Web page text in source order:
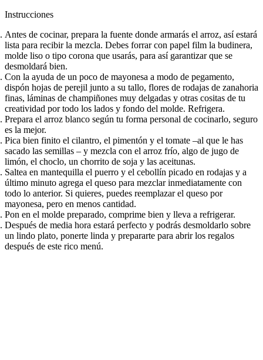
Instrucciones
Antes de cocinar, prepara la fuente donde armarás el arroz, así estará
lista para recibir la mezcla. Debes forrar con papel film la budinera,
molde liso o tipo corona que usarás, para así garantizar que se
desmoldará bien.​​​​‌ ‍ ​‍​‍‌‍ ‌ ​‍‌‍‍‌‌‍‌ ‌‍‍‌‌‍ ‍​‍​‍​ ‍‍​‍​‍‌ ​ ‌‍​‌‌‍ ‍‌‍‍‌‌ ‌​‌ ‍‌​‍ ‍‌‍‍‌‌‍ ​‍​‍​‍ ​​‍​‍‌‍‍​‌ ​‍‌‍‌‌‌‍‌‍​‍​‍​ ‍‍​‍​‍‌‍‍​‌ ‌​‌ ‌​‌ ​​‌ ​ ​ ‍‍​‍ ​‍ ‌ ‌​‌ ‌‌‌‍​ ‌‍​‌‌ ​​‌‍‌‌‌‍ ​​‍ ‍‌ ​ ‌‍​‌‌‍ ‍‌‍‍‌‌ ‌​‌ ‍‌​‍ ‍‌ ​ ‌ ‌​‌ ‌‌‌‍‌​‌‍‍‌‌‍ ​‍ ‌‍‍‌‌‍ ‍‌ ‌​‌‍‌‌‌‍ ‍‌ ‌​​‍ ‌‍‌‌‌‍‌​‌‍‍‌‌ ‌​​‍ ‌‍ ‌‌‍ ‌‍‌​‌‍‌‌​ ‌‌ ​​‌ ​‍‌‍‌‌‌ ​ ‌‍‌‌‌‍ ‍‌ ‌​‌‍​‌‌ ‌​‌‍‍‌‌‍ ‌‍ ‍​ ‍ ‌‍‍‌‌‍‌​​ ‌‌ ​‍‌‍‌‌‌‍​ ‌‍‍‌‌ ​​‌‍‌‌​‍ ‌​ ‌ ​ ‍​​ ​ ​ ‍​​ ‍ ‌ ‌​‌ ‍‌‌ ​​‌‍‌‌​ ‌‌ ​‍‌‍‌‌‌‍​ ‌‍‍‌‌ ​​‌‍‌‌​ ‍ ‌ ​​‌‍​‌‌ ‌​‌‍‍​​ ‌‌‍‍‌‌‍ ‍‌ ​ ‌ ‌​‌ ​‍‌ ‌‌‌‍​ ‌ ‌​‌‍‍‌‌‍ ‌‍ ‍‌ ​ ​‍‌‌​ ‌‌‌​​‍‌‌ ‌‍‍ ‌‍‌‌‌ ‍‌​‍‌‌​ ​ ‌​‌​​‍‌‌​ ​ ‌​‌​​‍‌‌​ ​‍​ ​‍​ ‌‍‌‍​‌‌‍​ ‌‍‌​​ ‌‌​ ‌ ​ ‍‌​ ‌​​ ‍​​ ‌ ​ ‌​​ ‌​​‍‌‌​ ​‍​ ​‍​‍‌‌​ ‌‌‌​‌​​‍ ‍‌‍​ ‌‍‍​‌‍‍‌‌‍ ​‌‍‌​‌ ​‍‌‍‌‌‌‍ ‍​‍‌‌​ ‌‌‌​​‍‌‌ ‌‍‍ ‌‍‌‌‌ ‍‌​‍‌‌​ ​ ‌​‌​​‍‌‌​ ​ ‌​‌​​‍‌‌​ ​‍​ ​‍​ ​ ‌‍‌‍​ ‌‌​ ‌‍​ ‍‌​ ‌ ‌‍​‍‌‍‌‍​ ‍​​ ​‍​ ‌‍‌‍​‍​‍‌‌​ ​‍​ ​‍​‍‌‌​ ‌‌‌​‌​​‍ ‍‌ ‌​‌‍‌‌‌ ‍​‌ ‌​​ ‌‍​‍‌‍​‌‌ ​ ‌‍‌‌‌‌‌‌‌ ​‍‌‍ ​​ ‌‌‍‍​‌ ‌​‌ ‌​‌ ​​‌ ​ ​‍‌‌​ ​ ‌​​‌​‍‌‌​ ​‍‌​‌‍​‍‌‌​ ​‍‌​‌‍‌ ‌​‌ ‌‌‌‍​ ‌‍​‌‌ ​​‌‍‌‌‌‍ ​​‍ ‍‌ ​ ‌‍​‌‌‍ ‍‌‍‍‌‌ ‌​‌ ‍‌​‍ ‍‌ ​ ‌ ‌​‌ ‌‌‌‍‌​‌‍‍‌‌‍ ​‍‌‍‌‍‍‌‌‍‌​​ ‌‌ ​‍‌‍‌‌‌‍​ ‌‍‍‌‌ ​​‌‍‌‌​‍ ‌​ ‌ ​ ‍​​ ​ ​ ‍​​‍‌‍‌ ‌​‌ ‍‌‌ ​​‌‍‌‌​ ‌‌ ​‍‌‍‌‌‌‍​ ‌‍‍‌‌ ​​‌‍‌‌​‍‌‍‌ ​​‌‍​‌‌ ‌​‌‍‍​​ ‌‌‍‍‌‌‍ ‍‌ ​ ‌ ‌​‌ ​‍‌ ‌‌‌‍​ ‌ ‌​‌‍‍‌‌‍ ‌‍ ‍‌ ​ ​‍‌‌​ ‌‌‌​​‍‌‌ ‌‍‍ ‌‍‌‌‌ ‍‌​‍‌‌​ ​ ‌​‌​​‍‌‌​ ​ ‌​‌​​‍‌‌​ ​‍​ ​‍​ ‌‍‌‍​‌‌‍​ ‌‍‌​​ ‌‌​ ‌ ​ ‍‌​ ‌​​ ‍​​ ‌ ​ ‌​​ ‌​​‍‌‌​ ​‍​ ​‍​‍‌‌​ ‌‌‌​‌​​‍ ‍‌‍​ ‌‍‍​‌‍‍‌‌‍ ​‌‍‌​‌ ​‍‌‍‌‌‌‍ ‍​‍‌‌​ ‌‌‌​​‍‌‌ ‌‍‍ ‌‍‌‌‌ ‍‌​‍‌‌​ ​ ‌​‌​​‍‌‌​ ​ ‌​‌​​‍‌‌​ ​‍​ ​‍​ ​ ‌‍‌‍​ ‌‌​ ‌‍​ ‍‌​ ‌ ‌‍​‍‌‍‌‍​ ‍​​ ​‍​ ‌‍‌‍​‍​‍‌‌​ ​‍​ ​‍​‍‌‌​ ‌‌‌​‌​​‍ ‍‌ ‌​‌‍‌‌‌ ‍​‌ ‌​​‍‌‍‌ ​​‌‍‌‌‌ ​‍‌ ​ ‌ ​​‌‍‌‌‌‍​ ‌ ‌​‌‍‍‌‌ ‌‍‌‍‌‌​ ‌‌ ​​‌ ‌‌‌‍​‍‌‍ ​‌‍‍‌‌ ​ ‌‍‍​‌‍‌‌‌‍‌​​‍​‍‌ ‌
Con la ayuda de un poco de mayonesa a modo de pegamento,
dispón hojas de perejil junto a su tallo, flores de rodajas de zanahoria
finas, láminas de champiñones muy delgadas y otras cositas de tu
creatividad por todo los lados y fondo del molde. Refrigera.​​​​‌ ‍ ​‍​‍‌‍ ‌ ​‍‌‍‍‌‌‍‌ ‌‍‍‌‌‍ ‍​‍​‍​ ‍‍​‍​‍‌ ​ ‌‍​‌‌‍ ‍‌‍‍‌‌ ‌​‌ ‍‌​‍ ‍‌‍‍‌‌‍ ​‍​‍​‍ ​​‍​‍‌‍‍​‌ ​‍‌‍‌‌‌‍‌‍​‍​‍​ ‍‍​‍​‍‌‍‍​‌ ‌​‌ ‌​‌ ​​‌ ​ ​ ‍‍​‍ ​‍ ‌ ‌​‌ ‌‌‌‍​ ‌‍​‌‌ ​​‌‍‌‌‌‍ ​​‍ ‍‌ ​ ‌‍​‌‌‍ ‍‌‍‍‌‌ ‌​‌ ‍‌​‍ ‍‌ ​ ‌ ‌​‌ ‌‌‌‍‌​‌‍‍‌‌‍ ​‍ ‌‍‍‌‌‍ ‍‌ ‌​‌‍‌‌‌‍ ‍‌ ‌​​‍ ‌‍‌‌‌‍‌​‌‍‍‌‌ ‌​​‍ ‌‍ ‌‌‍ ‌‍‌​‌‍‌‌​ ‌‌ ​​‌ ​‍‌‍‌‌‌ ​ ‌‍‌‌‌‍ ‍‌ ‌​‌‍​‌‌ ‌​‌‍‍‌‌‍ ‌‍ ‍​ ‍ ‌‍‍‌‌‍‌​​ ‌‌ ​‍‌‍‌‌‌‍​ ‌‍‍‌‌ ​​‌‍‌‌​‍ ‌​ ‌ ​ ‍​​ ​ ​ ‍​​ ‍ ‌ ‌​‌ ‍‌‌ ​​‌‍‌‌​ ‌‌ ​‍‌‍‌‌‌‍​ ‌‍‍‌‌ ​​‌‍‌‌​ ‍ ‌ ​​‌‍​‌‌ ‌​‌‍‍​​ ‌‌‍‍‌‌‍ ‍‌ ​ ‌ ‌​‌ ​‍‌ ‌‌‌‍​ ‌ ‌​‌‍‍‌‌‍ ‌‍ ‍‌ ​ ​‍‌‌​ ‌‌‌​​‍‌‌ ‌‍‍ ‌‍‌‌‌ ‍‌​‍‌‌​ ​ ‌​‌​​‍‌‌​ ​ ‌​‌​​‍‌‌​ ​‍​ ​‍‌‍​‌​ ​‌​ ​ ‌‍​‍‌‍‌‍​ ​​​ ​ ‌‍​ ‌‍​ ‌‍‌​‌‍‌‍​ ‌ ​‍‌‌​ ​‍​ ​‍​‍‌‌​ ‌‌‌​‌​​‍ ‍‌‍​ ‌‍‍​‌‍‍‌‌‍ ​‌‍‌​‌ ​‍‌‍‌‌‌‍ ‍​‍‌‌​ ‌‌‌​​‍‌‌ ‌‍‍ ‌‍‌‌‌ ‍‌​‍‌‌​ ​ ‌​‌​​‍‌‌​ ​ ‌​‌​​‍‌‌​ ​‍​ ​‍​ ​ ​ ‌‌​ ​​​ ​‌​ ​ ​ ‍‌‌‍​‌​ ‌​​ ‍​​ ​​​ ‌​‌‍‌‍​‍‌‌​ ​‍​ ​‍​‍‌‌​ ‌‌‌​‌​​‍ ‍‌ ‌​‌‍‌‌‌ ‍​‌ ‌​​ ‌‍​‍‌‍​‌‌ ​ ‌‍‌‌‌‌‌‌‌ ​‍‌‍ ​​ ‌‌‍‍​‌ ‌​‌ ‌​‌ ​​‌ ​ ​‍‌‌​ ​ ‌​​‌​‍‌‌​ ​‍‌​‌‍​‍‌‌​ ​‍‌​‌‍‌ ‌​‌ ‌‌‌‍​ ‌‍​‌‌ ​​‌‍‌‌‌‍ ​​‍ ‍‌ ​ ‌‍​‌‌‍ ‍‌‍‍‌‌ ‌​‌ ‍‌​‍ ‍‌ ​ ‌ ‌​‌ ‌‌‌‍‌​‌‍‍‌‌‍ ​‍‌‍‌‍‍‌‌‍‌​​ ‌‌ ​‍‌‍‌‌‌‍​ ‌‍‍‌‌ ​​‌‍‌‌​‍ ‌​ ‌ ​ ‍​​ ​ ​ ‍​​‍‌‍‌ ‌​‌ ‍‌‌ ​​‌‍‌‌​ ‌‌ ​‍‌‍‌‌‌‍​ ‌‍‍‌‌ ​​‌‍‌‌​‍‌‍‌ ​​‌‍​‌‌ ‌​‌‍‍​​ ‌‌‍‍‌‌‍ ‍‌ ​ ‌ ‌​‌ ​‍‌ ‌‌‌‍​ ‌ ‌​‌‍‍‌‌‍ ‌‍ ‍‌ ​ ​‍‌‌​ ‌‌‌​​‍‌‌ ‌‍‍ ‌‍‌‌‌ ‍‌​‍‌‌​ ​ ‌​‌​​‍‌‌​ ​ ‌​‌​​‍‌‌​ ​‍​ ​‍‌‍​‌​ ​‌​ ​ ‌‍​‍‌‍‌‍​ ​​​ ​ ‌‍​ ‌‍​ ‌‍‌​‌‍‌‍​ ‌ ​‍‌‌​ ​‍​ ​‍​‍‌‌​ ‌‌‌​‌​​‍ ‍‌‍​ ‌‍‍​‌‍‍‌‌‍ ​‌‍‌​‌ ​‍‌‍‌‌‌‍ ‍​‍‌‌​ ‌‌‌​​‍‌‌ ‌‍‍ ‌‍‌‌‌ ‍‌​‍‌‌​ ​ ‌​‌​​‍‌‌​ ​ ‌​‌​​‍‌‌​ ​‍​ ​‍​ ​ ​ ‌‌​ ​​​ ​‌​ ​ ​ ‍‌‌‍​‌​ ‌​​ ‍​​ ​​​ ‌​‌‍‌‍​‍‌‌​ ​‍​ ​‍​‍‌‌​ ‌‌‌​‌​​‍ ‍‌ ‌​‌‍‌‌‌ ‍​‌ ‌​​‍‌‍‌ ​​‌‍‌‌‌ ​‍‌ ​ ‌ ​​‌‍‌‌‌‍​ ‌ ‌​‌‍‍‌‌ ‌‍‌‍‌‌​ ‌‌ ​​‌ ‌‌‌‍​‍‌‍ ​‌‍‍‌‌ ​ ‌‍‍​‌‍‌‌‌‍‌​​‍​‍‌ ‌
Prepara el arroz blanco según tu forma personal de cocinarlo, seguro
es la mejor.​​​​‌ ‍ ​‍​‍‌‍ ‌ ​‍‌‍‍‌‌‍‌ ‌‍‍‌‌‍ ‍​‍​‍​ ‍‍​‍​‍‌ ​ ‌‍​‌‌‍ ‍‌‍‍‌‌ ‌​‌ ‍‌​‍ ‍‌‍‍‌‌‍ ​‍​‍​‍ ​​‍​‍‌‍‍​‌ ​‍‌‍‌‌‌‍‌‍​‍​‍​ ‍‍​‍​‍‌‍‍​‌ ‌​‌ ‌​‌ ​​‌ ​ ​ ‍‍​‍ ​‍ ‌ ‌​‌ ‌‌‌‍​ ‌‍​‌‌ ​​‌‍‌‌‌‍ ​​‍ ‍‌ ​ ‌‍​‌‌‍ ‍‌‍‍‌‌ ‌​‌ ‍‌​‍ ‍‌ ​ ‌ ‌​‌ ‌‌‌‍‌​‌‍‍‌‌‍ ​‍ ‌‍‍‌‌‍ ‍‌ ‌​‌‍‌‌‌‍ ‍‌ ‌​​‍ ‌‍‌‌‌‍‌​‌‍‍‌‌ ‌​​‍ ‌‍ ‌‌‍ ‌‍‌​‌‍‌‌​ ‌‌ ​​‌ ​‍‌‍‌‌‌ ​ ‌‍‌‌‌‍ ‍‌ ‌​‌‍​‌‌ ‌​‌‍‍‌‌‍ ‌‍ ‍​ ‍ ‌‍‍‌‌‍‌​​ ‌‌ ​‍‌‍‌‌‌‍​ ‌‍‍‌‌ ​​‌‍‌‌​‍ ‌​ ‌ ​ ‍​​ ​ ​ ‍​​ ‍ ‌ ‌​‌ ‍‌‌ ​​‌‍‌‌​ ‌‌ ​‍‌‍‌‌‌‍​ ‌‍‍‌‌ ​​‌‍‌‌​ ‍ ‌ ​​‌‍​‌‌ ‌​‌‍‍​​ ‌‌‍‍‌‌‍ ‍‌ ​ ‌ ‌​‌ ​‍‌ ‌‌‌‍​ ‌ ‌​‌‍‍‌‌‍ ‌‍ ‍‌ ​ ​‍‌‌​ ‌‌‌​​‍‌‌ ‌‍‍ ‌‍‌‌‌ ‍‌​‍‌‌​ ​ ‌​‌​​‍‌‌​ ​ ‌​‌​​‍‌‌​ ​‍​ ​‍​ ‍‌​ ‍​​ ‍‌​ ‍‌​ ​‌​ ​​​ ‍‌‌‍​‌​ ​‍​ ‌‌​ ​‌‌‍​‌​‍‌‌​ ​‍​ ​‍​‍‌‌​ ‌‌‌​‌​​‍ ‍‌‍​ ‌‍‍​‌‍‍‌‌‍ ​‌‍‌​‌ ​‍‌‍‌‌‌‍ ‍​‍‌‌​ ‌‌‌​​‍‌‌ ‌‍‍ ‌‍‌‌‌ ‍‌​‍‌‌​ ​ ‌​‌​​‍‌‌​ ​ ‌​‌​​‍‌‌​ ​‍​ ​‍‌‍​‌‌‍‌​‌‍​ ​ ‌ ​ ​‍​ ​‌​ ​​‌‍‌‍​ ‌‍​ ‌​​ ‌ ‌‍​‍​‍‌‌​ ​‍​ ​‍​‍‌‌​ ‌‌‌​‌​​‍ ‍‌ ‌​‌‍‌‌‌ ‍​‌ ‌​​ ‌‍​‍‌‍​‌‌ ​ ‌‍‌‌‌‌‌‌‌ ​‍‌‍ ​​ ‌‌‍‍​‌ ‌​‌ ‌​‌ ​​‌ ​ ​‍‌‌​ ​ ‌​​‌​‍‌‌​ ​‍‌​‌‍​‍‌‌​ ​‍‌​‌‍‌ ‌​‌ ‌‌‌‍​ ‌‍​‌‌ ​​‌‍‌‌‌‍ ​​‍ ‍‌ ​ ‌‍​‌‌‍ ‍‌‍‍‌‌ ‌​‌ ‍‌​‍ ‍‌ ​ ‌ ‌​‌ ‌‌‌‍‌​‌‍‍‌‌‍ ​‍‌‍‌‍‍‌‌‍‌​​ ‌‌ ​‍‌‍‌‌‌‍​ ‌‍‍‌‌ ​​‌‍‌‌​‍ ‌​ ‌ ​ ‍​​ ​ ​ ‍​​‍‌‍‌ ‌​‌ ‍‌‌ ​​‌‍‌‌​ ‌‌ ​‍‌‍‌‌‌‍​ ‌‍‍‌‌ ​​‌‍‌‌​‍‌‍‌ ​​‌‍​‌‌ ‌​‌‍‍​​ ‌‌‍‍‌‌‍ ‍‌ ​ ‌ ‌​‌ ​‍‌ ‌‌‌‍​ ‌ ‌​‌‍‍‌‌‍ ‌‍ ‍‌ ​ ​‍‌‌​ ‌‌‌​​‍‌‌ ‌‍‍ ‌‍‌‌‌ ‍‌​‍‌‌​ ​ ‌​‌​​‍‌‌​ ​ ‌​‌​​‍‌‌​ ​‍​ ​‍​ ‍‌​ ‍​​ ‍‌​ ‍‌​ ​‌​ ​​​ ‍‌‌‍​‌​ ​‍​ ‌‌​ ​‌‌‍​‌​‍‌‌​ ​‍​ ​‍​‍‌‌​ ‌‌‌​‌​​‍ ‍‌‍​ ‌‍‍​‌‍‍‌‌‍ ​‌‍‌​‌ ​‍‌‍‌‌‌‍ ‍​‍‌‌​ ‌‌‌​​‍‌‌ ‌‍‍ ‌‍‌‌‌ ‍‌​‍‌‌​ ​ ‌​‌​​‍‌‌​ ​ ‌​‌​​‍‌‌​ ​‍​ ​‍‌‍​‌‌‍‌​‌‍​ ​ ‌ ​ ​‍​ ​‌​ ​​‌‍‌‍​ ‌‍​ ‌​​ ‌ ‌‍​‍​‍‌‌​ ​‍​ ​‍​‍‌‌​ ‌‌‌​‌​​‍ ‍‌ ‌​‌‍‌‌‌ ‍​‌ ‌​​‍‌‍‌ ​​‌‍‌‌‌ ​‍‌ ​ ‌ ​​‌‍‌‌‌‍​ ‌ ‌​‌‍‍‌‌ ‌‍‌‍‌‌​ ‌‌ ​​‌ ‌‌‌‍​‍‌‍ ​‌‍‍‌‌ ​ ‌‍‍​‌‍‌‌‌‍‌​​‍​‍‌ ‌
Pica bien finito el cilantro, el pimentón y el tomate –al que le has
sacado las semillas – y mezcla con el arroz frío, algo de jugo de
limón, el choclo, un chorrito de soja y las aceitunas.​​​​‌ ‍ ​‍​‍‌‍ ‌ ​‍‌‍‍‌‌‍‌ ‌‍‍‌‌‍ ‍​‍​‍​ ‍‍​‍​‍‌ ​ ‌‍​‌‌‍ ‍‌‍‍‌‌ ‌​‌ ‍‌​‍ ‍‌‍‍‌‌‍ ​‍​‍​‍ ​​‍​‍‌‍‍​‌ ​‍‌‍‌‌‌‍‌‍​‍​‍​ ‍‍​‍​‍‌‍‍​‌ ‌​‌ ‌​‌ ​​‌ ​ ​ ‍‍​‍ ​‍ ‌ ‌​‌ ‌‌‌‍​ ‌‍​‌‌ ​​‌‍‌‌‌‍ ​​‍ ‍‌ ​ ‌‍​‌‌‍ ‍‌‍‍‌‌ ‌​‌ ‍‌​‍ ‍‌ ​ ‌ ‌​‌ ‌‌‌‍‌​‌‍‍‌‌‍ ​‍ ‌‍‍‌‌‍ ‍‌ ‌​‌‍‌‌‌‍ ‍‌ ‌​​‍ ‌‍‌‌‌‍‌​‌‍‍‌‌ ‌​​‍ ‌‍ ‌‌‍ ‌‍‌​‌‍‌‌​ ‌‌ ​​‌ ​‍‌‍‌‌‌ ​ ‌‍‌‌‌‍ ‍‌ ‌​‌‍​‌‌ ‌​‌‍‍‌‌‍ ‌‍ ‍​ ‍ ‌‍‍‌‌‍‌​​ ‌‌ ​‍‌‍‌‌‌‍​ ‌‍‍‌‌ ​​‌‍‌‌​‍ ‌​ ‌ ​ ‍​​ ​ ​ ‍​​ ‍ ‌ ‌​‌ ‍‌‌ ​​‌‍‌‌​ ‌‌ ​‍‌‍‌‌‌‍​ ‌‍‍‌‌ ​​‌‍‌‌​ ‍ ‌ ​​‌‍​‌‌ ‌​‌‍‍​​ ‌‌‍‍‌‌‍ ‍‌ ​ ‌ ‌​‌ ​‍‌ ‌‌‌‍​ ‌ ‌​‌‍‍‌‌‍ ‌‍ ‍‌ ​ ​‍‌‌​ ‌‌‌​​‍‌‌ ‌‍‍ ‌‍‌‌‌ ‍‌​‍‌‌​ ​ ‌​‌​​‍‌‌​ ​ ‌​‌​​‍‌‌​ ​‍​ ​‍‌‍‌​​ ‍‌​ ‍‌​ ​ ​ ‌‍​ ‌​​ ‌ ​ ‌‍​ ‌‌​ ​‌​ ‌‍​ ‌‍​‍‌‌​ ​‍​ ​‍​‍‌‌​ ‌‌‌​‌​​‍ ‍‌‍​ ‌‍‍​‌‍‍‌‌‍ ​‌‍‌​‌ ​‍‌‍‌‌‌‍ ‍​‍‌‌​ ‌‌‌​​‍‌‌ ‌‍‍ ‌‍‌‌‌ ‍‌​‍‌‌​ ​ ‌​‌​​‍‌‌​ ​ ‌​‌​​‍‌‌​ ​‍​ ​‍​ ‌​​ ​‌‌‍​‍‌‍​ ​ ​​​ ‌‌​ ‍​​ ‍​‌‍‌‍​ ​‌‌‍‌‌​ ​‍​‍‌‌​ ​‍​ ​‍​‍‌‌​ ‌‌‌​‌​​‍ ‍‌ ‌​‌‍‌‌‌ ‍​‌ ‌​​ ‌‍​‍‌‍​‌‌ ​ ‌‍‌‌‌‌‌‌‌ ​‍‌‍ ​​ ‌‌‍‍​‌ ‌​‌ ‌​‌ ​​‌ ​ ​‍‌‌​ ​ ‌​​‌​‍‌‌​ ​‍‌​‌‍​‍‌‌​ ​‍‌​‌‍‌ ‌​‌ ‌‌‌‍​ ‌‍​‌‌ ​​‌‍‌‌‌‍ ​​‍ ‍‌ ​ ‌‍​‌‌‍ ‍‌‍‍‌‌ ‌​‌ ‍‌​‍ ‍‌ ​ ‌ ‌​‌ ‌‌‌‍‌​‌‍‍‌‌‍ ​‍‌‍‌‍‍‌‌‍‌​​ ‌‌ ​‍‌‍‌‌‌‍​ ‌‍‍‌‌ ​​‌‍‌‌​‍ ‌​ ‌ ​ ‍​​ ​ ​ ‍​​‍‌‍‌ ‌​‌ ‍‌‌ ​​‌‍‌‌​ ‌‌ ​‍‌‍‌‌‌‍​ ‌‍‍‌‌ ​​‌‍‌‌​‍‌‍‌ ​​‌‍​‌‌ ‌​‌‍‍​​ ‌‌‍‍‌‌‍ ‍‌ ​ ‌ ‌​‌ ​‍‌ ‌‌‌‍​ ‌ ‌​‌‍‍‌‌‍ ‌‍ ‍‌ ​ ​‍‌‌​ ‌‌‌​​‍‌‌ ‌‍‍ ‌‍‌‌‌ ‍‌​‍‌‌​ ​ ‌​‌​​‍‌‌​ ​ ‌​‌​​‍‌‌​ ​‍​ ​‍‌‍‌​​ ‍‌​ ‍‌​ ​ ​ ‌‍​ ‌​​ ‌ ​ ‌‍​ ‌‌​ ​‌​ ‌‍​ ‌‍​‍‌‌​ ​‍​ ​‍​‍‌‌​ ‌‌‌​‌​​‍ ‍‌‍​ ‌‍‍​‌‍‍‌‌‍ ​‌‍‌​‌ ​‍‌‍‌‌‌‍ ‍​‍‌‌​ ‌‌‌​​‍‌‌ ‌‍‍ ‌‍‌‌‌ ‍‌​‍‌‌​ ​ ‌​‌​​‍‌‌​ ​ ‌​‌​​‍‌‌​ ​‍​ ​‍​ ‌​​ ​‌‌‍​‍‌‍​ ​ ​​​ ‌‌​ ‍​​ ‍​‌‍‌‍​ ​‌‌‍‌‌​ ​‍​‍‌‌​ ​‍​ ​‍​‍‌‌​ ‌‌‌​‌​​‍ ‍‌ ‌​‌‍‌‌‌ ‍​‌ ‌​​‍‌‍‌ ​​‌‍‌‌‌ ​‍‌ ​ ‌ ​​‌‍‌‌‌‍​ ‌ ‌​‌‍‍‌‌ ‌‍‌‍‌‌​ ‌‌ ​​‌ ‌‌‌‍​‍‌‍ ​‌‍‍‌‌ ​ ‌‍‍​‌‍‌‌‌‍‌​​‍​‍‌ ‌
Saltea en mantequilla el puerro y el cebollín picado en rodajas y a
último minuto agrega el queso para mezclar inmediatamente con
todo lo anterior. Si quieres, puedes reemplazar el queso por
mayonesa, pero en menos cantidad.​​​​‌ ‍ ​‍​‍‌‍ ‌ ​‍‌‍‍‌‌‍‌ ‌‍‍‌‌‍ ‍​‍​‍​ ‍‍​‍​‍‌ ​ ‌‍​‌‌‍ ‍‌‍‍‌‌ ‌​‌ ‍‌​‍ ‍‌‍‍‌‌‍ ​‍​‍​‍ ​​‍​‍‌‍‍​‌ ​‍‌‍‌‌‌‍‌‍​‍​‍​ ‍‍​‍​‍‌‍‍​‌ ‌​‌ ‌​‌ ​​‌ ​ ​ ‍‍​‍ ​‍ ‌ ‌​‌ ‌‌‌‍​ ‌‍​‌‌ ​​‌‍‌‌‌‍ ​​‍ ‍‌ ​ ‌‍​‌‌‍ ‍‌‍‍‌‌ ‌​‌ ‍‌​‍ ‍‌ ​ ‌ ‌​‌ ‌‌‌‍‌​‌‍‍‌‌‍ ​‍ ‌‍‍‌‌‍ ‍‌ ‌​‌‍‌‌‌‍ ‍‌ ‌​​‍ ‌‍‌‌‌‍‌​‌‍‍‌‌ ‌​​‍ ‌‍ ‌‌‍ ‌‍‌​‌‍‌‌​ ‌‌ ​​‌ ​‍‌‍‌‌‌ ​ ‌‍‌‌‌‍ ‍‌ ‌​‌‍​‌‌ ‌​‌‍‍‌‌‍ ‌‍ ‍​ ‍ ‌‍‍‌‌‍‌​​ ‌‌ ​‍‌‍‌‌‌‍​ ‌‍‍‌‌ ​​‌‍‌‌​‍ ‌​ ‌ ​ ‍​​ ​ ​ ‍​​ ‍ ‌ ‌​‌ ‍‌‌ ​​‌‍‌‌​ ‌‌ ​‍‌‍‌‌‌‍​ ‌‍‍‌‌ ​​‌‍‌‌​ ‍ ‌ ​​‌‍​‌‌ ‌​‌‍‍​​ ‌‌‍‍‌‌‍ ‍‌ ​ ‌ ‌​‌ ​‍‌ ‌‌‌‍​ ‌ ‌​‌‍‍‌‌‍ ‌‍ ‍‌ ​ ​‍‌‌​ ‌‌‌​​‍‌‌ ‌‍‍ ‌‍‌‌‌ ‍‌​‍‌‌​ ​ ‌​‌​​‍‌‌​ ​ ‌​‌​​‍‌‌​ ​‍​ ​‍​ ‌​​ ‌​​ ​ ‌‍‌‌​ ​‍‌‍​ ​ ‌‌​ ‌ ​ ‍​​ ​​​ ‌‌​ ‍‌​‍‌‌​ ​‍​ ​‍​‍‌‌​ ‌‌‌​‌​​‍ ‍‌‍​ ‌‍‍​‌‍‍‌‌‍ ​‌‍‌​‌ ​‍‌‍‌‌‌‍ ‍​‍‌‌​ ‌‌‌​​‍‌‌ ‌‍‍ ‌‍‌‌‌ ‍‌​‍‌‌​ ​ ‌​‌​​‍‌‌​ ​ ‌​‌​​‍‌‌​ ​‍​ ​‍‌‍​‌‌‍​‍‌‍​ ​ ​‌​ ‌ ‌‍​‌​ ​ ​ ​ ​ ‌ ‌‍​‌​ ​‌‌‍‌​​‍‌‌​ ​‍​ ​‍​‍‌‌​ ‌‌‌​‌​​‍ ‍‌ ‌​‌‍‌‌‌ ‍​‌ ‌​​ ‌‍​‍‌‍​‌‌ ​ ‌‍‌‌‌‌‌‌‌ ​‍‌‍ ​​ ‌‌‍‍​‌ ‌​‌ ‌​‌ ​​‌ ​ ​‍‌‌​ ​ ‌​​‌​‍‌‌​ ​‍‌​‌‍​‍‌‌​ ​‍‌​‌‍‌ ‌​‌ ‌‌‌‍​ ‌‍​‌‌ ​​‌‍‌‌‌‍ ​​‍ ‍‌ ​ ‌‍​‌‌‍ ‍‌‍‍‌‌ ‌​‌ ‍‌​‍ ‍‌ ​ ‌ ‌​‌ ‌‌‌‍‌​‌‍‍‌‌‍ ​‍‌‍‌‍‍‌‌‍‌​​ ‌‌ ​‍‌‍‌‌‌‍​ ‌‍‍‌‌ ​​‌‍‌‌​‍ ‌​ ‌ ​ ‍​​ ​ ​ ‍​​‍‌‍‌ ‌​‌ ‍‌‌ ​​‌‍‌‌​ ‌‌ ​‍‌‍‌‌‌‍​ ‌‍‍‌‌ ​​‌‍‌‌​‍‌‍‌ ​​‌‍​‌‌ ‌​‌‍‍​​ ‌‌‍‍‌‌‍ ‍‌ ​ ‌ ‌​‌ ​‍‌ ‌‌‌‍​ ‌ ‌​‌‍‍‌‌‍ ‌‍ ‍‌ ​ ​‍‌‌​ ‌‌‌​​‍‌‌ ‌‍‍ ‌‍‌‌‌ ‍‌​‍‌‌​ ​ ‌​‌​​‍‌‌​ ​ ‌​‌​​‍‌‌​ ​‍​ ​‍​ ‌​​ ‌​​ ​ ‌‍‌‌​ ​‍‌‍​ ​ ‌‌​ ‌ ​ ‍​​ ​​​ ‌‌​ ‍‌​‍‌‌​ ​‍​ ​‍​‍‌‌​ ‌‌‌​‌​​‍ ‍‌‍​ ‌‍‍​‌‍‍‌‌‍ ​‌‍‌​‌ ​‍‌‍‌‌‌‍ ‍​‍‌‌​ ‌‌‌​​‍‌‌ ‌‍‍ ‌‍‌‌‌ ‍‌​‍‌‌​ ​ ‌​‌​​‍‌‌​ ​ ‌​‌​​‍‌‌​ ​‍​ ​‍‌‍​‌‌‍​‍‌‍​ ​ ​‌​ ‌ ‌‍​‌​ ​ ​ ​ ​ ‌ ‌‍​‌​ ​‌‌‍‌​​‍‌‌​ ​‍​ ​‍​‍‌‌​ ‌‌‌​‌​​‍ ‍‌ ‌​‌‍‌‌‌ ‍​‌ ‌​​‍‌‍‌ ​​‌‍‌‌‌ ​‍‌ ​ ‌ ​​‌‍‌‌‌‍​ ‌ ‌​‌‍‍‌‌ ‌‍‌‍‌‌​ ‌‌ ​​‌ ‌‌‌‍​‍‌‍ ​‌‍‍‌‌ ​ ‌‍‍​‌‍‌‌‌‍‌​​‍​‍‌ ‌
Pon en el molde preparado, comprime bien y lleva a refrigerar.​​​​‌ ‍ ​‍​‍‌‍ ‌ ​‍‌‍‍‌‌‍‌ ‌‍‍‌‌‍ ‍​‍​‍​ ‍‍​‍​‍‌ ​ ‌‍​‌‌‍ ‍‌‍‍‌‌ ‌​‌ ‍‌​‍ ‍‌‍‍‌‌‍ ​‍​‍​‍ ​​‍​‍‌‍‍​‌ ​‍‌‍‌‌‌‍‌‍​‍​‍​ ‍‍​‍​‍‌‍‍​‌ ‌​‌ ‌​‌ ​​‌ ​ ​ ‍‍​‍ ​‍ ‌ ‌​‌ ‌‌‌‍​ ‌‍​‌‌ ​​‌‍‌‌‌‍ ​​‍ ‍‌ ​ ‌‍​‌‌‍ ‍‌‍‍‌‌ ‌​‌ ‍‌​‍ ‍‌ ​ ‌ ‌​‌ ‌‌‌‍‌​‌‍‍‌‌‍ ​‍ ‌‍‍‌‌‍ ‍‌ ‌​‌‍‌‌‌‍ ‍‌ ‌​​‍ ‌‍‌‌‌‍‌​‌‍‍‌‌ ‌​​‍ ‌‍ ‌‌‍ ‌‍‌​‌‍‌‌​ ‌‌ ​​‌ ​‍‌‍‌‌‌ ​ ‌‍‌‌‌‍ ‍‌ ‌​‌‍​‌‌ ‌​‌‍‍‌‌‍ ‌‍ ‍​ ‍ ‌‍‍‌‌‍‌​​ ‌‌ ​‍‌‍‌‌‌‍​ ‌‍‍‌‌ ​​‌‍‌‌​‍ ‌​ ‌ ​ ‍​​ ​ ​ ‍​​ ‍ ‌ ‌​‌ ‍‌‌ ​​‌‍‌‌​ ‌‌ ​‍‌‍‌‌‌‍​ ‌‍‍‌‌ ​​‌‍‌‌​ ‍ ‌ ​​‌‍​‌‌ ‌​‌‍‍​​ ‌‌‍‍‌‌‍ ‍‌ ​ ‌ ‌​‌ ​‍‌ ‌‌‌‍​ ‌ ‌​‌‍‍‌‌‍ ‌‍ ‍‌ ​ ​‍‌‌​ ‌‌‌​​‍‌‌ ‌‍‍ ‌‍‌‌‌ ‍‌​‍‌‌​ ​ ‌​‌​​‍‌‌​ ​ ‌​‌​​‍‌‌​ ​‍​ ​‍​ ​‌​ ​‌​ ‌​​ ‍‌‌‍​ ‌‍​‌‌‍​‍‌‍​‍​ ​​‌‍​ ‌‍​‍​ ‌​​‍‌‌​ ​‍​ ​‍​‍‌‌​ ‌‌‌​‌​​‍ ‍‌‍​ ‌‍‍​‌‍‍‌‌‍ ​‌‍‌​‌ ​‍‌‍‌‌‌‍ ‍​‍‌‌​ ‌‌‌​​‍‌‌ ‌‍‍ ‌‍‌‌‌ ‍‌​‍‌‌​ ​ ‌​‌​​‍‌‌​ ​ ‌​‌​​‍‌‌​ ​‍​ ​‍​ ​​​ ‍​​ ​‌​ ​ ​ ​ ​ ​ ​ ​​​ ‌‌​ ​‌​ ‌‍​ ‍‌​ ​‍​‍‌‌​ ​‍​ ​‍​‍‌‌​ ‌‌‌​‌​​‍ ‍‌ ‌​‌‍‌‌‌ ‍​‌ ‌​​ ‌‍​‍‌‍​‌‌ ​ ‌‍‌‌‌‌‌‌‌ ​‍‌‍ ​​ ‌‌‍‍​‌ ‌​‌ ‌​‌ ​​‌ ​ ​‍‌‌​ ​ ‌​​‌​‍‌‌​ ​‍‌​‌‍​‍‌‌​ ​‍‌​‌‍‌ ‌​‌ ‌‌‌‍​ ‌‍​‌‌ ​​‌‍‌‌‌‍ ​​‍ ‍‌ ​ ‌‍​‌‌‍ ‍‌‍‍‌‌ ‌​‌ ‍‌​‍ ‍‌ ​ ‌ ‌​‌ ‌‌‌‍‌​‌‍‍‌‌‍ ​‍‌‍‌‍‍‌‌‍‌​​ ‌‌ ​‍‌‍‌‌‌‍​ ‌‍‍‌‌ ​​‌‍‌‌​‍ ‌​ ‌ ​ ‍​​ ​ ​ ‍​​‍‌‍‌ ‌​‌ ‍‌‌ ​​‌‍‌‌​ ‌‌ ​‍‌‍‌‌‌‍​ ‌‍‍‌‌ ​​‌‍‌‌​‍‌‍‌ ​​‌‍​‌‌ ‌​‌‍‍​​ ‌‌‍‍‌‌‍ ‍‌ ​ ‌ ‌​‌ ​‍‌ ‌‌‌‍​ ‌ ‌​‌‍‍‌‌‍ ‌‍ ‍‌ ​ ​‍‌‌​ ‌‌‌​​‍‌‌ ‌‍‍ ‌‍‌‌‌ ‍‌​‍‌‌​ ​ ‌​‌​​‍‌‌​ ​ ‌​‌​​‍‌‌​ ​‍​ ​‍​ ​‌​ ​‌​ ‌​​ ‍‌‌‍​ ‌‍​‌‌‍​‍‌‍​‍​ ​​‌‍​ ‌‍​‍​ ‌​​‍‌‌​ ​‍​ ​‍​‍‌‌​ ‌‌‌​‌​​‍ ‍‌‍​ ‌‍‍​‌‍‍‌‌‍ ​‌‍‌​‌ ​‍‌‍‌‌‌‍ ‍​‍‌‌​ ‌‌‌​​‍‌‌ ‌‍‍ ‌‍‌‌‌ ‍‌​‍‌‌​ ​ ‌​‌​​‍‌‌​ ​ ‌​‌​​‍‌‌​ ​‍​ ​‍​ ​​​ ‍​​ ​‌​ ​ ​ ​ ​ ​ ​ ​​​ ‌‌​ ​‌​ ‌‍​ ‍‌​ ​‍​‍‌‌​ ​‍​ ​‍​‍‌‌​ ‌‌‌​‌​​‍ ‍‌ ‌​‌‍‌‌‌ ‍​‌ ‌​​‍‌‍‌ ​​‌‍‌‌‌ ​‍‌ ​ ‌ ​​‌‍‌‌‌‍​ ‌ ‌​‌‍‍‌‌ ‌‍‌‍‌‌​ ‌‌ ​​‌ ‌‌‌‍​‍‌‍ ​‌‍‍‌‌ ​ ‌‍‍​‌‍‌‌‌‍‌​​‍​‍‌ ‌
Después de media hora estará perfecto y podrás desmoldarlo sobre
un lindo plato, ponerte linda y prepararte para abrir los regalos
después de este rico menú.​​​​‌ ‍ ​‍​‍‌‍ ‌ ​‍‌‍‍‌‌‍‌ ‌‍‍‌‌‍ ‍​‍​‍​ ‍‍​‍​‍‌ ​ ‌‍​‌‌‍ ‍‌‍‍‌‌ ‌​‌ ‍‌​‍ ‍‌‍‍‌‌‍ ​‍​‍​‍ ​​‍​‍‌‍‍​‌ ​‍‌‍‌‌‌‍‌‍​‍​‍​ ‍‍​‍​‍‌‍‍​‌ ‌​‌ ‌​‌ ​​‌ ​ ​ ‍‍​‍ ​‍ ‌ ‌​‌ ‌‌‌‍​ ‌‍​‌‌ ​​‌‍‌‌‌‍ ​​‍ ‍‌ ​ ‌‍​‌‌‍ ‍‌‍‍‌‌ ‌​‌ ‍‌​‍ ‍‌ ​ ‌ ‌​‌ ‌‌‌‍‌​‌‍‍‌‌‍ ​‍ ‌‍‍‌‌‍ ‍‌ ‌​‌‍‌‌‌‍ ‍‌ ‌​​‍ ‌‍‌‌‌‍‌​‌‍‍‌‌ ‌​​‍ ‌‍ ‌‌‍ ‌‍‌​‌‍‌‌​ ‌‌ ​​‌ ​‍‌‍‌‌‌ ​ ‌‍‌‌‌‍ ‍‌ ‌​‌‍​‌‌ ‌​‌‍‍‌‌‍ ‌‍ ‍​ ‍ ‌‍‍‌‌‍‌​​ ‌‌ ​‍‌‍‌‌‌‍​ ‌‍‍‌‌ ​​‌‍‌‌​‍ ‌​ ‌ ​ ‍​​ ​ ​ ‍​​ ‍ ‌ ‌​‌ ‍‌‌ ​​‌‍‌‌​ ‌‌ ​‍‌‍‌‌‌‍​ ‌‍‍‌‌ ​​‌‍‌‌​ ‍ ‌ ​​‌‍​‌‌ ‌​‌‍‍​​ ‌‌‍‍‌‌‍ ‍‌ ​ ‌ ‌​‌ ​‍‌ ‌‌‌‍​ ‌ ‌​‌‍‍‌‌‍ ‌‍ ‍‌ ​ ​‍‌‌​ ‌‌‌​​‍‌‌ ‌‍‍ ‌‍‌‌‌ ‍‌​‍‌‌​ ​ ‌​‌​​‍‌‌​ ​ ‌​‌​​‍‌‌​ ​‍​ ​‍‌‍‌​​ ‌ ‌‍​‌‌‍‌‌‌‍‌‌​ ‍​​ ‍​​ ‌‍​ ‍​‌‍​ ​ ‌‌‌‍​‌​‍‌‌​ ​‍​ ​‍​‍‌‌​ ‌‌‌​‌​​‍ ‍‌‍​ ‌‍‍​‌‍‍‌‌‍ ​‌‍‌​‌ ​‍‌‍‌‌‌‍ ‍​‍‌‌​ ‌‌‌​​‍‌‌ ‌‍‍ ‌‍‌‌‌ ‍‌​‍‌‌​ ​ ‌​‌​​‍‌‌​ ​ ‌​‌​​‍‌‌​ ​‍​ ​‍​ ‍‌​ ​‍​ ‌‌‌‍‌‍​ ‍‌‌‍‌​​ ​‍‌‍‌​​ ‌​‌‍‌‍‌‍​‌​ ​​​‍‌‌​ ​‍​ ​‍​‍‌‌​ ‌‌‌​‌​​‍ ‍‌ ‌​‌‍‌‌‌ ‍​‌ ‌​​ ‌‍​‍‌‍​‌‌ ​ ‌‍‌‌‌‌‌‌‌ ​‍‌‍ ​​ ‌‌‍‍​‌ ‌​‌ ‌​‌ ​​‌ ​ ​‍‌‌​ ​ ‌​​‌​‍‌‌​ ​‍‌​‌‍​‍‌‌​ ​‍‌​‌‍‌ ‌​‌ ‌‌‌‍​ ‌‍​‌‌ ​​‌‍‌‌‌‍ ​​‍ ‍‌ ​ ‌‍​‌‌‍ ‍‌‍‍‌‌ ‌​‌ ‍‌​‍ ‍‌ ​ ‌ ‌​‌ ‌‌‌‍‌​‌‍‍‌‌‍ ​‍‌‍‌‍‍‌‌‍‌​​ ‌‌ ​‍‌‍‌‌‌‍​ ‌‍‍‌‌ ​​‌‍‌‌​‍ ‌​ ‌ ​ ‍​​ ​ ​ ‍​​‍‌‍‌ ‌​‌ ‍‌‌ ​​‌‍‌‌​ ‌‌ ​‍‌‍‌‌‌‍​ ‌‍‍‌‌ ​​‌‍‌‌​‍‌‍‌ ​​‌‍​‌‌ ‌​‌‍‍​​ ‌‌‍‍‌‌‍ ‍‌ ​ ‌ ‌​‌ ​‍‌ ‌‌‌‍​ ‌ ‌​‌‍‍‌‌‍ ‌‍ ‍‌ ​ ​‍‌‌​ ‌‌‌​​‍‌‌ ‌‍‍ ‌‍‌‌‌ ‍‌​‍‌‌​ ​ ‌​‌​​‍‌‌​ ​ ‌​‌​​‍‌‌​ ​‍​ ​‍‌‍‌​​ ‌ ‌‍​‌‌‍‌‌‌‍‌‌​ ‍​​ ‍​​ ‌‍​ ‍​‌‍​ ​ ‌‌‌‍​‌​‍‌‌​ ​‍​ ​‍​‍‌‌​ ‌‌‌​‌​​‍ ‍‌‍​ ‌‍‍​‌‍‍‌‌‍ ​‌‍‌​‌ ​‍‌‍‌‌‌‍ ‍​‍‌‌​ ‌‌‌​​‍‌‌ ‌‍‍ ‌‍‌‌‌ ‍‌​‍‌‌​ ​ ‌​‌​​‍‌‌​ ​ ‌​‌​​‍‌‌​ ​‍​ ​‍​ ‍‌​ ​‍​ ‌‌‌‍‌‍​ ‍‌‌‍‌​​ ​‍‌‍‌​​ ‌​‌‍‌‍‌‍​‌​ ​​​‍‌‌​ ​‍​ ​‍​‍‌‌​ ‌‌‌​‌​​‍ ‍‌ ‌​‌‍‌‌‌ ‍​‌ ‌​​‍‌‍‌ ​​‌‍‌‌‌ ​‍‌ ​ ‌ ​​‌‍‌‌‌‍​ ‌ ‌​‌‍‍‌‌ ‌‍‌‍‌‌​ ‌‌ ​​‌ ‌‌‌‍​‍‌‍ ​‌‍‍‌‌ ​ ‌‍‍​‌‍‌‌‌‍‌​​‍​‍‌ ‌